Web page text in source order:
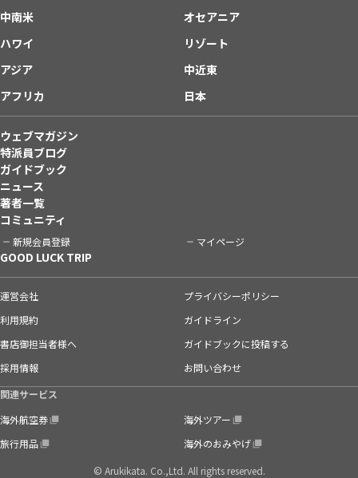
中南米
オセアニア
ハワイ
リゾート
アジア
中近東
アフリカ
日本
ウェブマガジン
特派員ブログ
ガイドブック
ニュース
著者一覧
コミュニティ
新規会員登録 マイページ
GOOD LUCK TRIP
運営会社
プライバシーポリシー
利用規約
ガイドライン
書店御担当者様へ
ガイドブックに投稿する
採用情報
お問い合わせ
関連サービス
海外航空券
海外ツアー
旅行用品
海外のおみやげ
© Arukikata. Co.,Ltd. All rights reserved.